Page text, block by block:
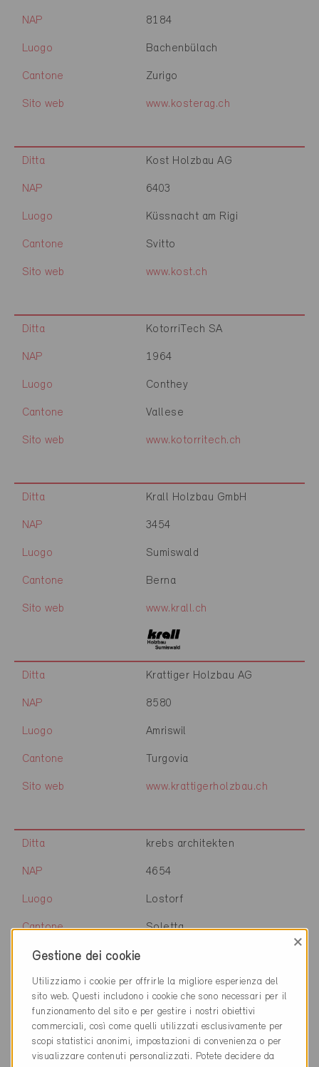
NAP 8184
Luogo Bachenbülach
Cantone Zurigo
Sito web www.kosterag.ch
Ditta Kost Holzbau AG
NAP 6403
Luogo Küssnacht am Rigi
Cantone Svitto
Sito web www.kost.ch
Ditta KotorriTech SA
NAP 1964
Luogo Conthey
Cantone Vallese
Sito web www.kotorritech.ch
Ditta Krall Holzbau GmbH
NAP 3454
Luogo Sumiswald
Cantone Berna
Sito web www.krall.ch
Ditta Krattiger Holzbau AG
NAP 8580
Luogo Amriswil
Cantone Turgovia
Sito web www.krattigerholzbau.ch
Ditta krebs architekten
NAP 4654
Luogo Lostorf
Cantone Soletta
Sito web
Ditta ks-architekten ag
NAP 8330
Gestione dei cookie
×
Utilizziamo i cookie per offrirle la migliore esperienza del
sito web. Questi includono i cookie che sono necessari per il
funzionamento del sito e per gestire i nostri obiettivi
commerciali, così come quelli utilizzati esclusivamente per
scopi statistici anonimi, impostazioni di convenienza o per
visualizzare contenuti personalizzati. Potete decidere da